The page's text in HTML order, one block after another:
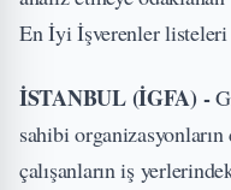
En İyi İşverenler listeleri
İSTANBUL (İGFA) -
sahibi
çalışanların iş